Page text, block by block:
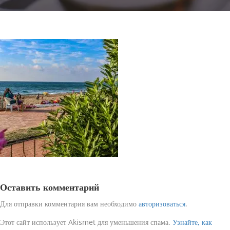
Оставить комментарий
Для отправки комментария вам необходимо авторизоваться.
Этот сайт использует Akismet для уменьшения спама. Узнайте, как